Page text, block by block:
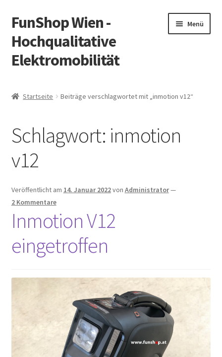
Zur
Navigation
springen
Zum
Inhalt
springen
FunShop Wien -
Hochqualitative
Elektromobilität
Menü
Vorsicht Internetbetrug
Über FunShop
Impressum
Zum Onlineshop in der Web Version
Startseite Beiträge verschlagwortet mit „inmotion v12“
Schlagwort: inmotion
v12
Veröffentlicht am 14. Januar 2022von Administrator—
2 Kommentare
Inmotion V12
eingetroffen